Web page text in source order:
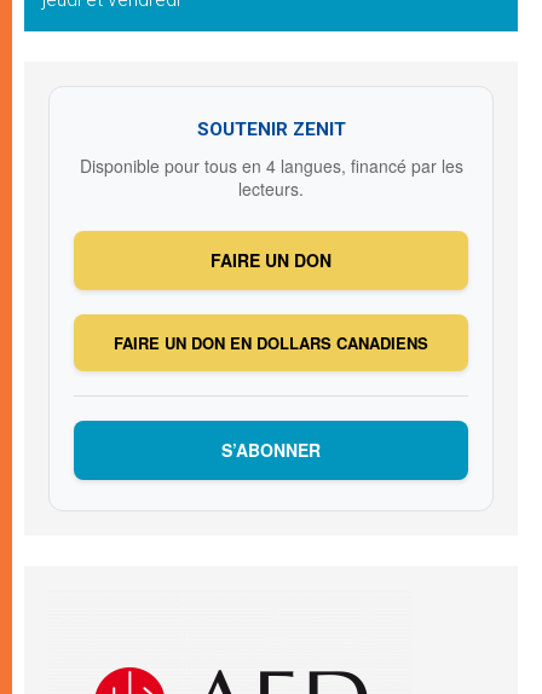
SOUTENIR ZENIT
Disponible pour tous en 4 langues, financé par les
lecteurs.
FAIRE UN DON
FAIRE UN DON EN DOLLARS CANADIENS
S’ABONNER